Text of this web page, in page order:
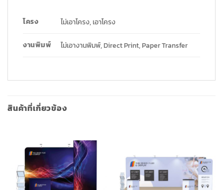
โครง ไม่เอาโครง, เอาโครง
งานพิมพ์ ไม่เอางานพิมพ์, Direct Print, Paper Transfer
สินค้าที่เกี่ยวข้อง